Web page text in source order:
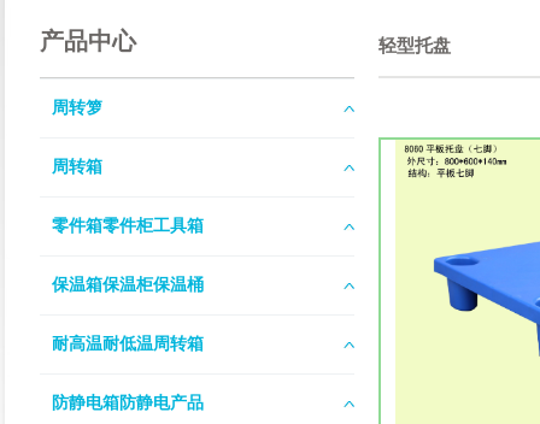
产品中心
周转箩
周转箱
零件箱零件柜工具箱
保温箱保温柜保温桶
耐高温耐低温周转箱
防静电箱防静电产品
轻型托盘